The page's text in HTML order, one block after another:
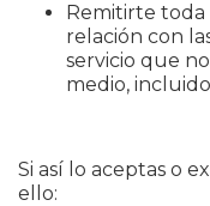
Remitirte toda
relación con
servicio que
medio,
Si así lo aceptas o
ello: